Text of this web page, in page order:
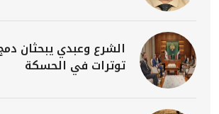
الشرع وعبدي يبحثان
توترات في الحسكة